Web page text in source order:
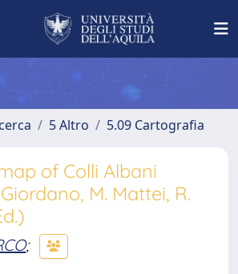
5 Altro 5.09 Cartografia
of Colli Albani
M. Mattei, R.
;